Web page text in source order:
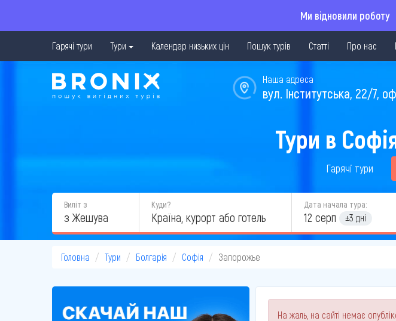
Ми відновили роботу
Гарячі тури Тури Календар низьких цін Пошук турів Статті Про нас
Наша адреса
вул. Інститутська, 22/7,
Тури в
Гарячі тури
Виліт з
з Жешува
Куди? Дата начала тура:
12 серп ±3 дні
Головна Тури Болгарія Софія Запорожье
На жаль, на сайті немає